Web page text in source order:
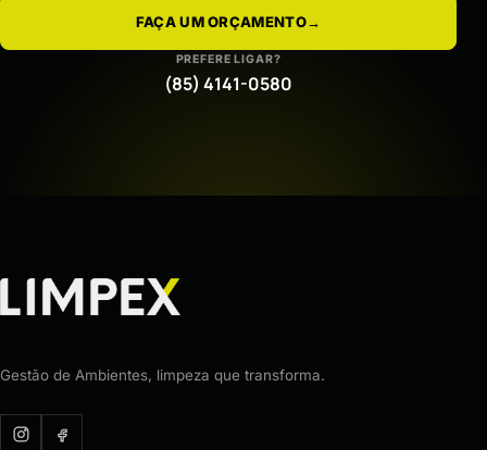
FAÇA UM ORÇAMENTO→
PREFERE LIGAR?
(85) 4141-0580
Gestão de Ambientes, limpeza que transforma.